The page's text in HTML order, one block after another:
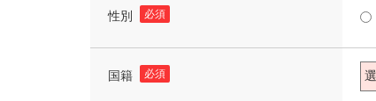
性別 必須
国籍 必須